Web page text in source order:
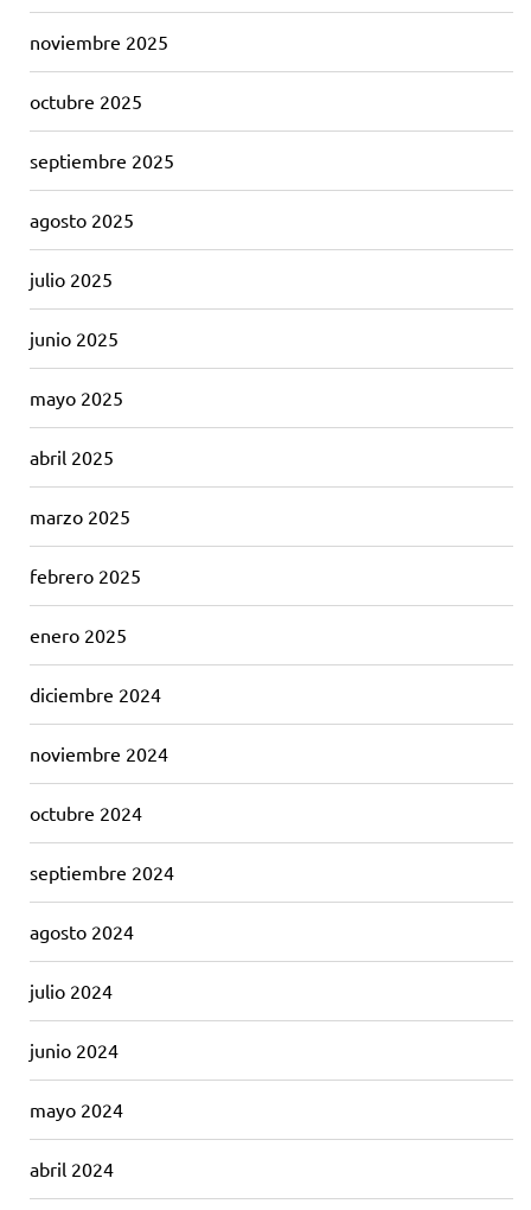
noviembre 2025
octubre 2025
septiembre 2025
agosto 2025
julio 2025
junio 2025
mayo 2025
abril 2025
marzo 2025
febrero 2025
enero 2025
diciembre 2024
noviembre 2024
octubre 2024
septiembre 2024
agosto 2024
julio 2024
junio 2024
mayo 2024
abril 2024